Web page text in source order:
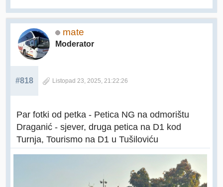
mate
Moderator
#818 Listopad 23, 2025, 21:22:26
Par fotki od petka - Petica NG na odmorištu
Draganić - sjever, druga petica na D1 kod
Turnja, Tourismo na D1 u Tušiloviću